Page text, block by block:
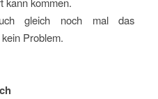
gleich noch mal das
Problem.